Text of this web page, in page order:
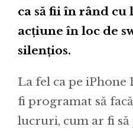
ca să fii în rând
acțiune în loc de
silențios.
La fel ca pe iPhone
fi programat să
lucruri, cum ar fi să